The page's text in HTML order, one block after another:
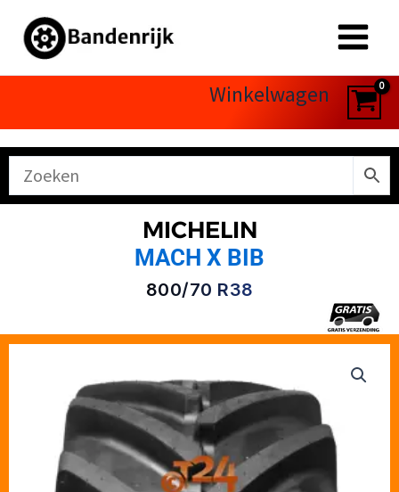
naar
Winkelwagen
MICHELIN
MACH X BIB
800/70 R38